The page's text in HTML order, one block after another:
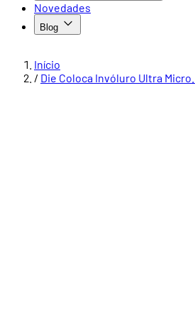
Novedades
Blog
Início
/ Die Coloca Invóluro Ultra